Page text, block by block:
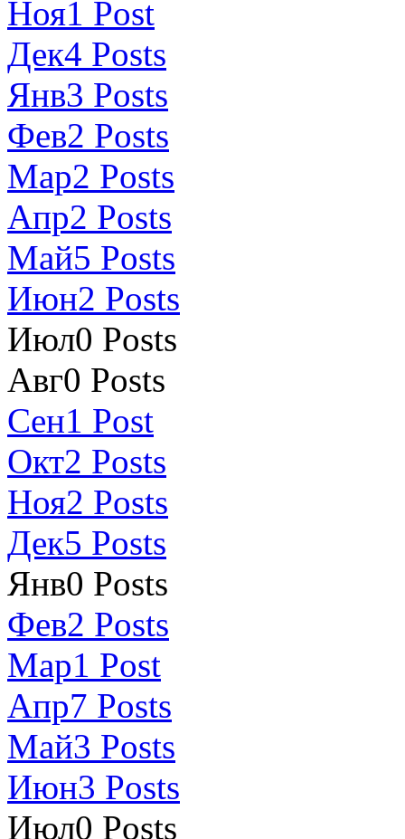
Ноя1 Post
Дек4 Posts
Янв3 Posts
Фев2 Posts
Мар2 Posts
Апр2 Posts
Май5 Posts
Июн2 Posts
Июл0 Posts
Авг0 Posts
Сен1 Post
Окт2 Posts
Ноя2 Posts
Дек5 Posts
Янв0 Posts
Фев2 Posts
Мар1 Post
Апр7 Posts
Май3 Posts
Июн3 Posts
Июл0 Posts